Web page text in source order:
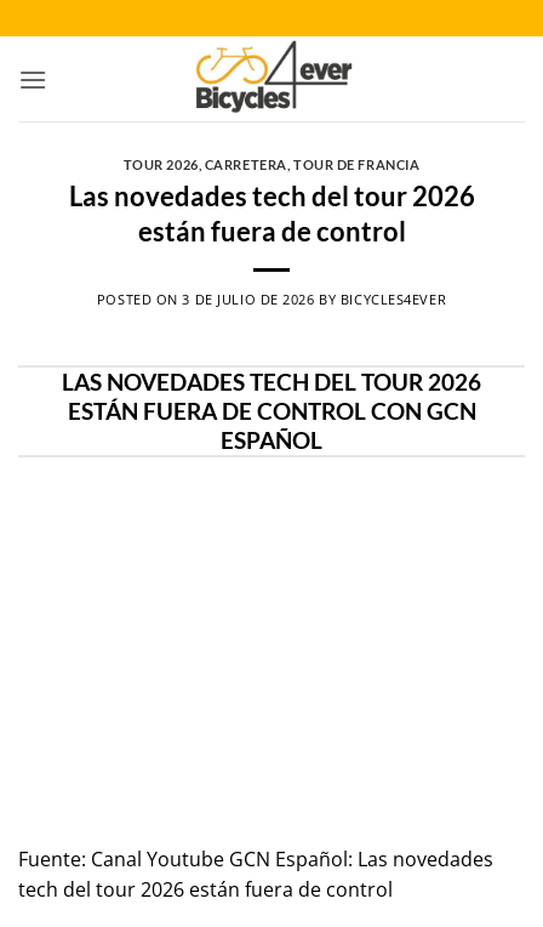
al
contenido
TOUR 2026 CARRETERA TOUR DE FRANCIA
Las novedades tech del tour 2026
están fuera de control
POSTED ON3 DE JULIO DE 2026 BY BICYCLES4EVER
LAS NOVEDADES TECH DEL TOUR 2026
ESTÁN FUERA DE CONTROL CON GCN
ESPAÑOL
Fuente: Canal Youtube GCN Español: Las novedades
tech del tour 2026 están fuera de control